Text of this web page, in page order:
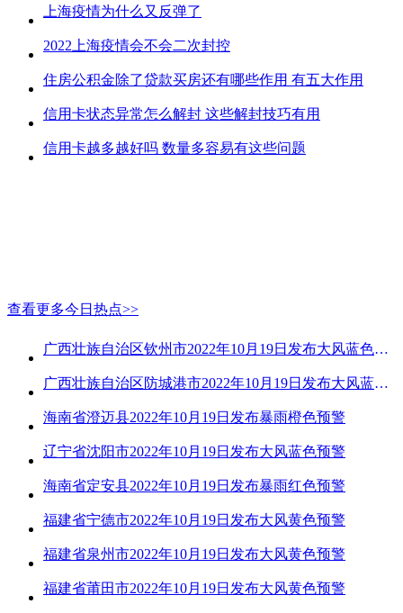
上海疫情为什么又反弹了
2022上海疫情会不会二次封控
住房公积金除了贷款买房还有哪些作用 有五大作用
信用卡状态异常怎么解封 这些解封技巧有用
信用卡越多越好吗 数量多容易有这些问题
查看更多今日热点>>
广西壮族自治区钦州市2022年10月19日发布大风蓝色预警
广西壮族自治区防城港市2022年10月19日发布大风蓝色预警
海南省澄迈县2022年10月19日发布暴雨橙色预警
辽宁省沈阳市2022年10月19日发布大风蓝色预警
海南省定安县2022年10月19日发布暴雨红色预警
福建省宁德市2022年10月19日发布大风黄色预警
福建省泉州市2022年10月19日发布大风黄色预警
福建省莆田市2022年10月19日发布大风黄色预警